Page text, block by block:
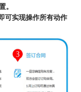
。
可实现操作所有动作